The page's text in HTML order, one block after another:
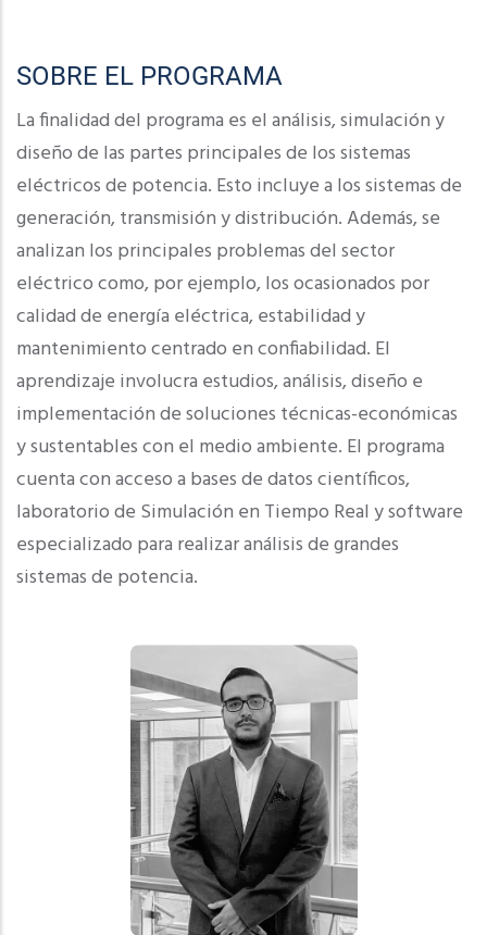
SOBRE EL PROGRAMA
La finalidad del programa es el análisis, simulación y
diseño de las partes principales de los sistemas
eléctricos de potencia. Esto incluye a los sistemas de
generación, transmisión y distribución. Además, se
analizan los principales problemas del sector
eléctrico como, por ejemplo, los ocasionados por
calidad de energía eléctrica, estabilidad y
mantenimiento centrado en confiabilidad. El
aprendizaje involucra estudios, análisis, diseño e
implementación de soluciones técnicas-económicas
y sustentables con el medio ambiente. El programa
cuenta con acceso a bases de datos científicos,
laboratorio de Simulación en Tiempo Real y software
especializado para realizar análisis de grandes
sistemas de potencia.